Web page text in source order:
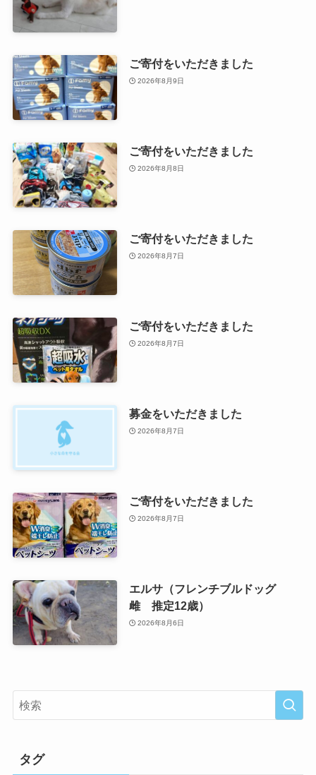
ご寄付をいただきました
2026年8月9日
ご寄付をいただきました
2026年8月8日
ご寄付をいただきました
2026年8月7日
ご寄付をいただきました
2026年8月7日
募金をいただきました
2026年8月7日
ご寄付をいただきました
2026年8月7日
エルサ（フレンチブルドッグ
雌 推定12歳）
2026年8月6日
タグ